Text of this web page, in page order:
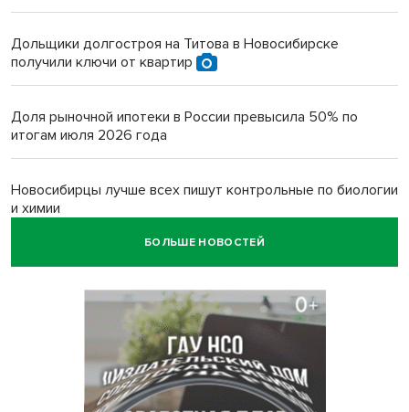
Дольщики долгостроя на Титова в Новосибирске
получили ключи от квартир
Доля рыночной ипотеки в России превысила 50% по
итогам июля 2026 года
Новосибирцы лучше всех пишут контрольные по биологии
и химии
БОЛЬШЕ НОВОСТЕЙ